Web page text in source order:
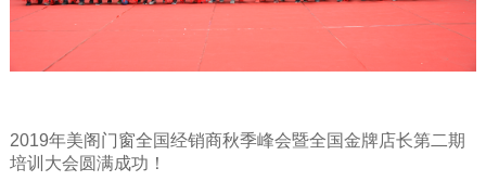
2019年美阁门窗全国经销商秋季峰会暨全国金牌店长第二期
培训大会圆满成功！